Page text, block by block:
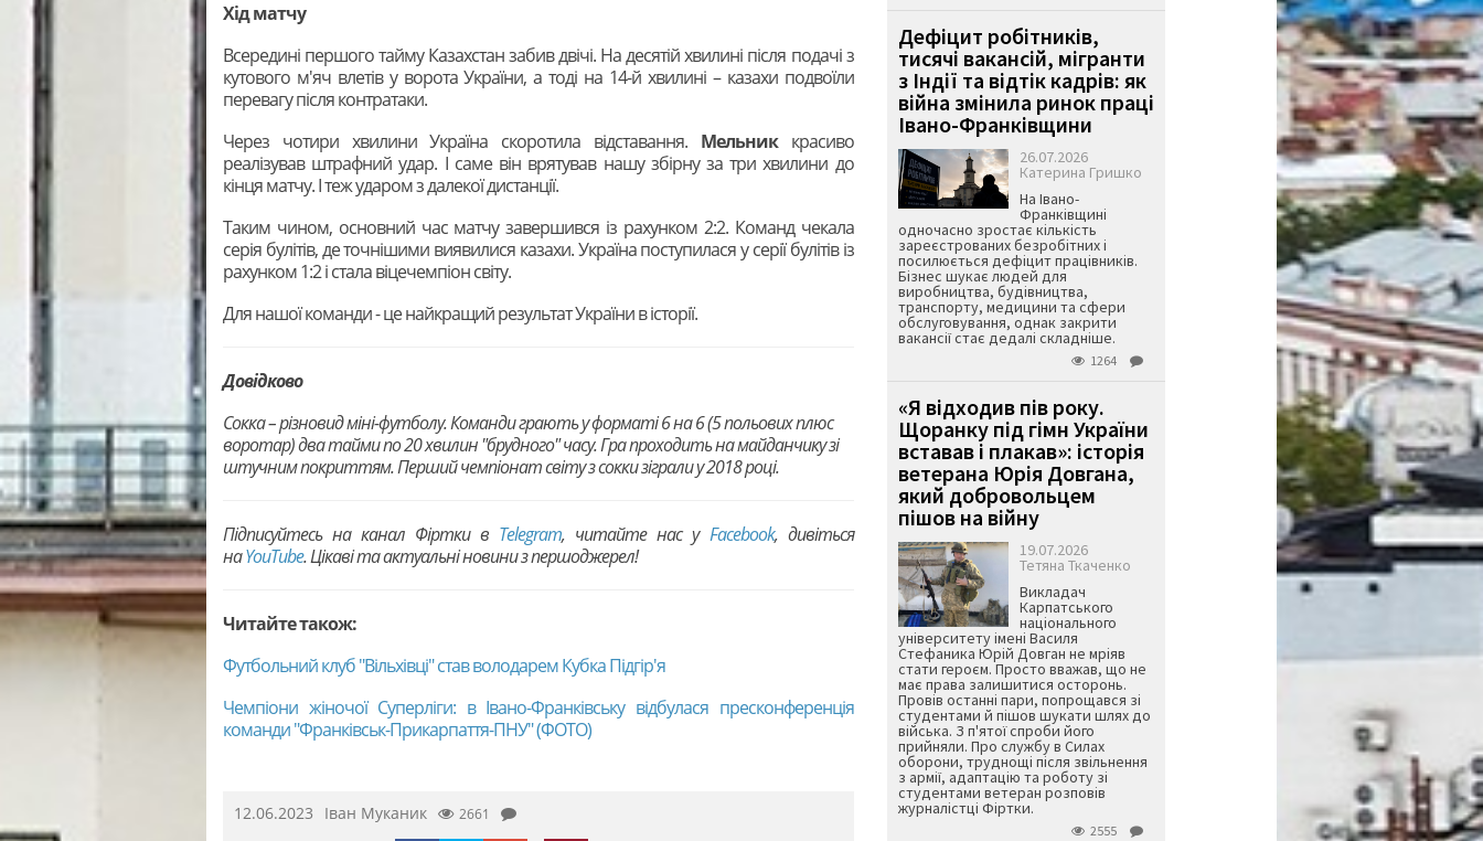
Хід матчу
Всередині першого тайму Казахстан забив двічі. На десятій хвилині після подачі з
кутового м'яч влетів у ворота України, а тоді на 14-й хвилині – казахи подвоїли
перевагу після контратаки.
Через чотири хвилини Україна скоротила відставання. Мельниккрасиво
реалізував штрафний удар. І саме він врятував нашу збірну за три хвилини до
кінця матчу. І теж ударом з далекої дистанції.
Таким чином, основний час матчу завершився із рахунком 2:2. Команд чекала
серія булітів, де точнішими виявилися казахи. Україна поступилася у серії булітів із
рахунком 1:2 і стала віцечемпіон світу.
Для нашої команди - це найкращий результат України в історії.
Довідково
Сокка – різновид міні-футболу. Команди грають у форматі 6 на 6 (5 польових плюс
воротар) два тайми по 20 хвилин "брудного" часу. Гра проходить на майданчику зі
штучним покриттям. Перший чемпіонат світу з сокки зіграли у 2018 році.
Підписуйтесь на канал Фіртки в Telegram, читайте нас у Facebook, дивіться
наYouTubе. Цікаві та актуальні новини з першоджерел!
Читайте також:
Футбольний клуб "Вільхівці" став володарем Кубка Підгір'я
Чемпіони жіночої Суперліги: в Івано-Франківську відбулася пресконференція
команди "Франківськ-Прикарпаття-ПНУ" (ФОТО)
12.06.2023 Іван Муканик 2661
Дефіцит робітників,
тисячі вакансій, мігранти
з Індії та відтік кадрів: як
війна змінила ринок праці
Івано-Франківщини
26.07.2026
Катерина Гришко
На Івано-
Франківщині
одночасно зростає кількість
зареєстрованих безробітних і
посилюється дефіцит працівників.
Бізнес шукає людей для
виробництва, будівництва,
транспорту, медицини та сфери
обслуговування, однак закрити
вакансії стає дедалі складніше.
1264
«Я відходив пів року.
Щоранку під гімн України
вставав і плакав»: історія
ветерана Юрія Довгана,
який добровольцем
пішов на війну
19.07.2026
Тетяна Ткаченко
Викладач
Карпатського
національного
університету імені Василя
Стефаника Юрій Довган не мріяв
стати героєм. Просто вважав, що не
має права залишитися осторонь.
Провів останні пари, попрощався зі
студентами й пішов шукати шлях до
війська. З п'ятої спроби його
прийняли. Про службу в Силах
оборони, труднощі після звільнення
з армії, адаптацію та роботу зі
студентами ветеран розповів
журналістці Фіртки.
2555